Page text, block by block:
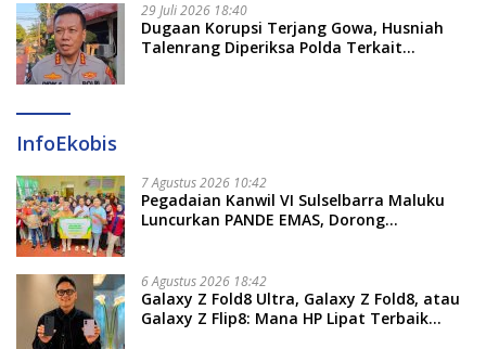
29 Juli 2026 18:40
Dugaan Korupsi Terjang Gowa, Husniah
Talenrang Diperiksa Polda Terkait
InfoEkobis
7 Agustus 2026 10:42
Pegadaian Kanwil VI Sulselbarra Maluku
Luncurkan PANDE EMAS, Dorong
6 Agustus 2026 18:42
Galaxy Z Fold8 Ultra, Galaxy Z Fold8, atau
Galaxy Z Flip8: Mana HP Lipat Terbaik